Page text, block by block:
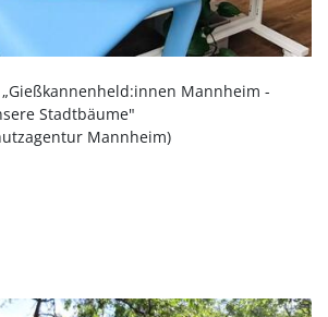
Mannheim -
Stadtbäume"
Mannheim)